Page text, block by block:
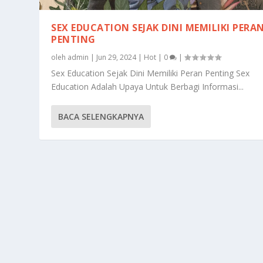
SEX EDUCATION SEJAK DINI MEMILIKI
PENTING
oleh admin | Jun 29, 2024| Hot | 0 |
Sex Education Sejak Dini Memiliki Peran Penting Sex
Education Adalah Upaya Untuk Berbagi Informasi...
BACA SELENGKAPNYA